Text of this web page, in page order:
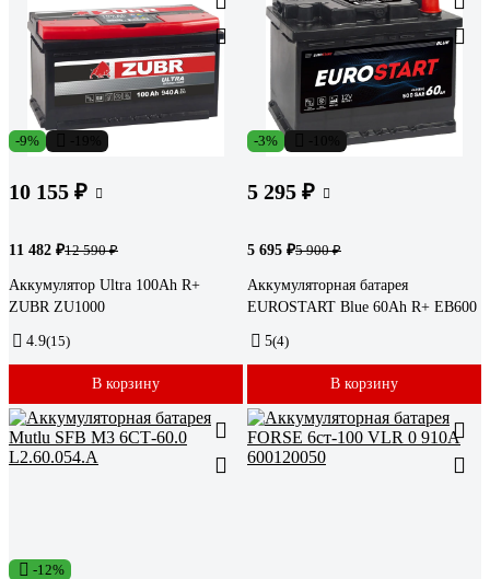
-9%
10 155 ₽
11 482 ₽12 590 ₽
Аккумулятор Ultra 100Ah R+
ZUBR ZU1000
4.9(15)
В корзину
-3%
5 295 ₽
5 695 ₽5 900 ₽
Аккумуляторная батарея
EUROSTART Blue 60Ah R+ EB600
5(4)
В корзину
-12%